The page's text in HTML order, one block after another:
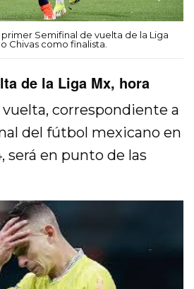
primer Semifinal de vuelta de la Liga
Chivas como finalista.
de la Liga Mx, hora
correspondiente a
del fútbol mexicano en
será en punto de las